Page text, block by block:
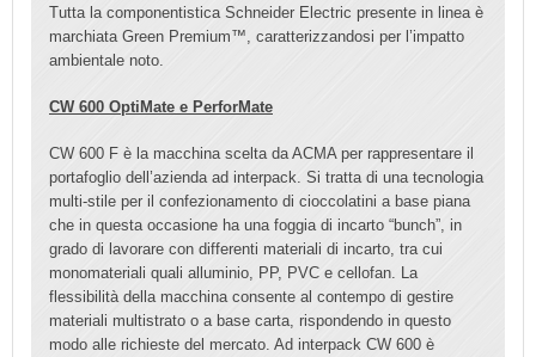
Tutta la componentistica Schneider Electric presente in linea è
marchiata Green Premium™, caratterizzandosi per l’impatto
ambientale noto.
CW 600 OptiMate e PerforMate
CW 600 F è la macchina scelta da ACMA per rappresentare il
portafoglio dell’azienda ad interpack. Si tratta di una tecnologia
multi-stile per il confezionamento di cioccolatini a base piana
che in questa occasione ha una foggia di incarto “bunch”, in
grado di lavorare con differenti materiali di incarto, tra cui
monomateriali quali alluminio, PP, PVC e cellofan. La
flessibilità della macchina consente al contempo di gestire
materiali multistrato o a base carta, rispondendo in questo
modo alle richieste del mercato. Ad interpack CW 600 è